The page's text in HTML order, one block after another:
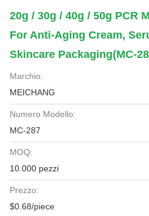
20g / 30g / 40g / 50g PCR
For Anti-Aging Cream,
Skincare Packaging(MC-
Marchio:
MEICHANG
Numero Modello:
MC-287
MOQ:
10.000 pezzi
Prezzo:
$0.68/piece